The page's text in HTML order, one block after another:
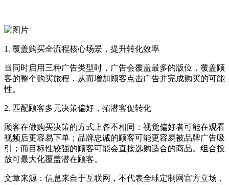
1. 覆盖购买全流程核心场景，提升转化效率
当同时启用三种广告类型时，广告会覆盖最多的版位，覆盖顾
客的整个购买旅程，从而增加顾客点击广告并完成购买的可能
性。
2. 匹配顾客多元决策偏好，拓潜客促转化
顾客在做购买决策的方式上各不相同：视觉偏好者可能在观看
视频后更容易下单；品牌忠诚的顾客可能更容易被品牌广告吸
引；而目标性较强的顾客可能会直接选购适合的商品。组合投
放可最大化覆盖潜在顾客。
文章来源：信息来自于互联网，不代表全球定制网官方立场，